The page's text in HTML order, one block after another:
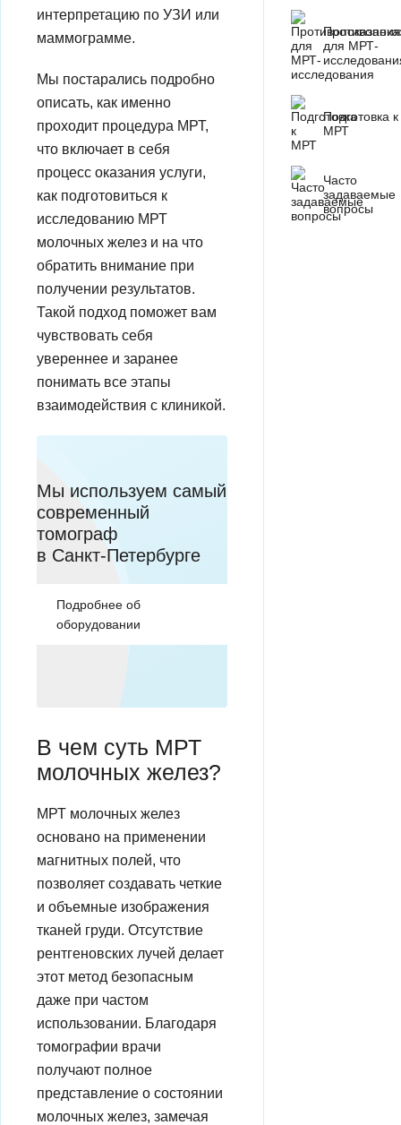
интерпретацию по УЗИ или
маммограмме.
Мы постарались подробно
описать, как именно
проходит процедура МРТ,
что включает в себя
процесс оказания услуги,
как подготовиться к
исследованию МРТ
молочных желез и на что
обратить внимание при
получении результатов.
Такой подход поможет вам
чувствовать себя
увереннее и заранее
понимать все этапы
взаимодействия с клиникой.
Мы используем самый
современный
томограф
в Санкт-Петербурге
Подробнее об
оборудовании
В чем суть МРТ
молочных желез?
МРТ молочных желез
основано на применении
магнитных полей, что
позволяет создавать четкие
и объемные изображения
тканей груди. Отсутствие
рентгеновских лучей делает
этот метод безопасным
даже при частом
использовании. Благодаря
томографии врачи
получают полное
представление о состоянии
молочных желез, замечая
для МРТ-
Подготовка к
МРТ
Часто
задаваемые
вопросы